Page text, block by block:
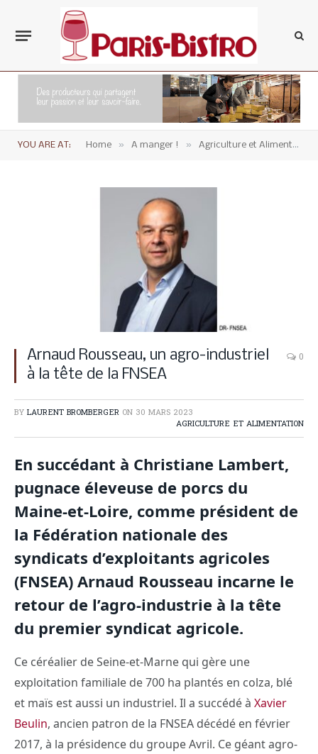
YOU ARE AT: Home » A manger ! » Agriculture et Alimentation
Arnaud Rousseau, un agro-industriel
à la tête de la FNSEA
0
BY LAURENT BROMBERGER ON 30 MARS 2023
AGRICULTURE ET ALIMENTATION
En succédant à Christiane Lambert,
pugnace éleveuse de porcs du
Maine-et-Loire, comme président de
la Fédération nationale des
syndicats d’exploitants agricoles
(FNSEA) Arnaud Rousseau incarne le
retour de l’agro-industrie à la tête
du premier syndicat agricole.
Ce céréalier de Seine-et-Marne qui gère une
exploitation familiale de 700 ha plantés en colza, blé
et maïs est aussi un industriel. Il a succédé à Xavier
Beulin, ancien patron de la FNSEA décédé en février
2017, à la présidence du groupe Avril. Ce géant agro-